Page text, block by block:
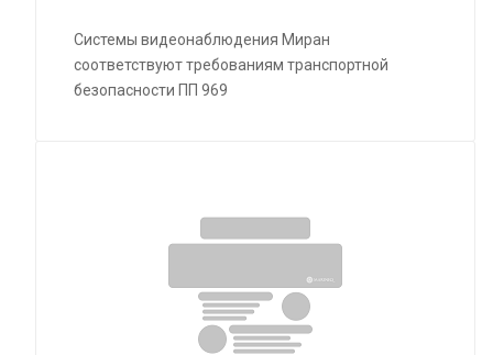
Системы видеонаблюдения Миран
соответствуют требованиям транспортной
безопасности ПП 969